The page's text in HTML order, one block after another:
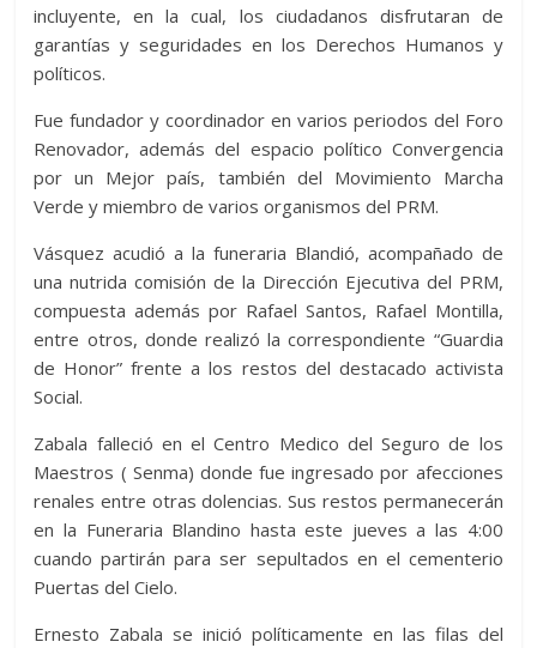
incluyente, en la cual, los ciudadanos disfrutaran de
garantías y seguridades en los Derechos Humanos y
políticos.
Fue fundador y coordinador en varios periodos del Foro
Renovador, además del espacio político Convergencia
por un Mejor país, también del Movimiento Marcha
Verde y miembro de varios organismos del PRM.
Vásquez acudió a la funeraria Blandió, acompañado de
una nutrida comisión de la Dirección Ejecutiva del PRM,
compuesta además por Rafael Santos, Rafael Montilla,
entre otros, donde realizó la correspondiente “Guardia
de Honor” frente a los restos del destacado activista
Social.
Zabala falleció en el Centro Medico del Seguro de los
Maestros ( Senma) donde fue ingresado por afecciones
renales entre otras dolencias. Sus restos permanecerán
en la Funeraria Blandino hasta este jueves a las 4:00
cuando partirán para ser sepultados en el cementerio
Puertas del Cielo.
Ernesto Zabala se inició políticamente en las filas del